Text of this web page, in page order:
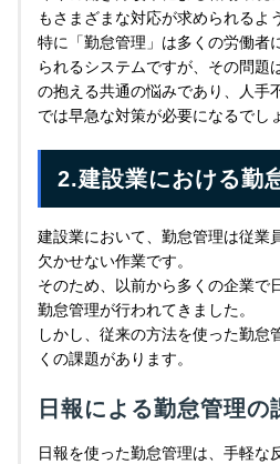
もさまざまな対応が求められるよ
特に「勤怠管理」は多くの労働者
られるシステムですが、その問題
の抱える共通の悩みであり、人手
では早急な対策が必要になるでし
2.建設業における勤
建設業において、勤怠管理は従業
欠かせない作業です。
そのため、以前から多くの企業で
勤怠管理が行われてきました。
しかし、従来の方法を使った勤怠
くの課題があります。
日報による勤怠管理の
日報を使った勤怠管理は、手軽な